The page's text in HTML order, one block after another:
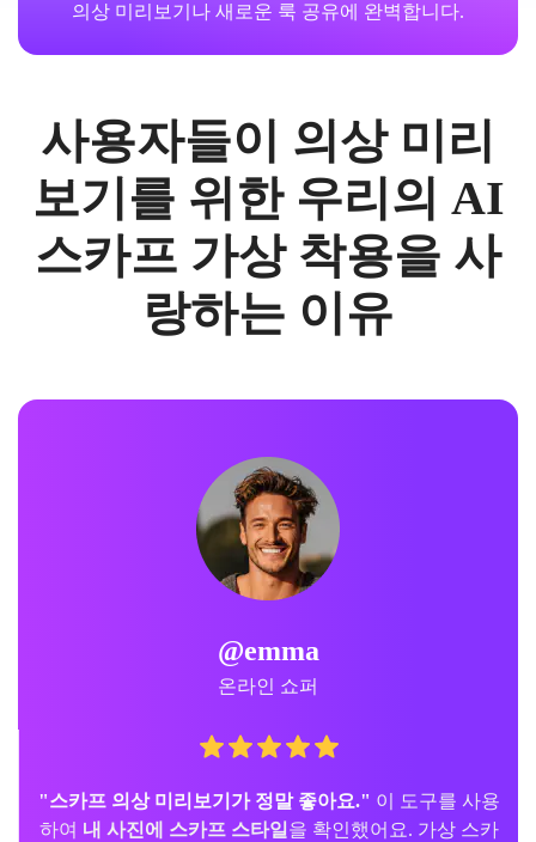
의상 미리보기나 새로운 룩 공유에 완벽합니다.
사용자들이 의상 미리
보기를 위한 우리의 AI
스카프 가상 착용을 사
랑하는 이유
@emma
온라인 쇼퍼
"스카프 의상 미리보기가 정말 좋아요." 이 도구를 사용
하여 내 사진에 스카프 스타일을 확인했어요. 가상 스카